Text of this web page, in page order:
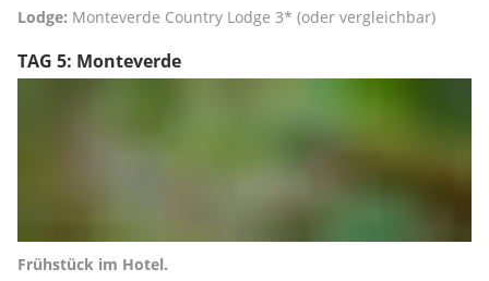
Lodge: Monteverde Country Lodge 3* (oder vergleichbar)
TAG 5: Monteverde
Frühstück im Hotel.